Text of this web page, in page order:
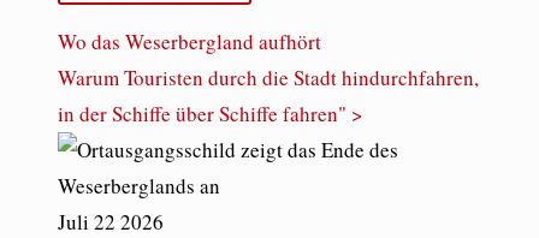
Wo das Weserbergland aufhört
Warum Touristen durch die Stadt hindurchfahren,
in der Schiffe über Schiffe fahren" >
Juli 22 2026